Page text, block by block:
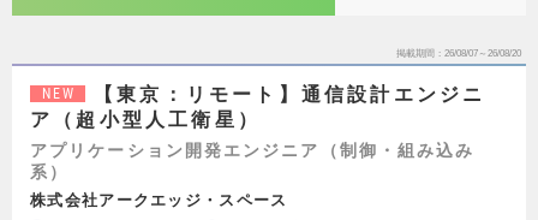
掲載期間 26/08/07～26/08/20
NEW
【東京：リモート】通信設計エンジニ
ア（超小型人工衛星）
アプリケーション開発エンジニア（制御・組み込み
系）
株式会社アークエッジ・スペース